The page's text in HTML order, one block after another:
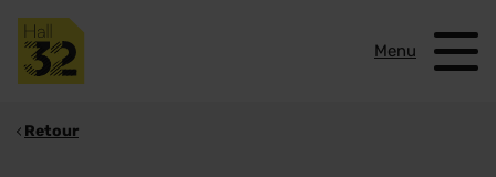
Menu
Retour